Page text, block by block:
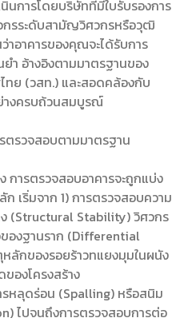
นการโดยบริษัทที่มีใบรับรองการ
กรระดับสามัญวิศวกรหรือวุฒิ
าอาคารของคุณจะได้รับการ
ยำ อ้างอิงตามมาตรฐานของ
ทย (วสท.) และสอดคล้องกับ
งครบถ้วนสมบูรณ์
ตรวจสอบตามมาตรฐาน
การตรวจสอบอาคารจะถูกแบ่ง
เริ่มจาก 1) การตรวจสอบความ
(Structural Stability) วิศวกร
องฐานราก (Differential
ลักของรอยร้าวทแยงมุมในผนัง
องโครงสร้าง
รหลุดร่อน (Spalling) หรือสนิม
ไปจนถึงการตรวจสอบการต่อ